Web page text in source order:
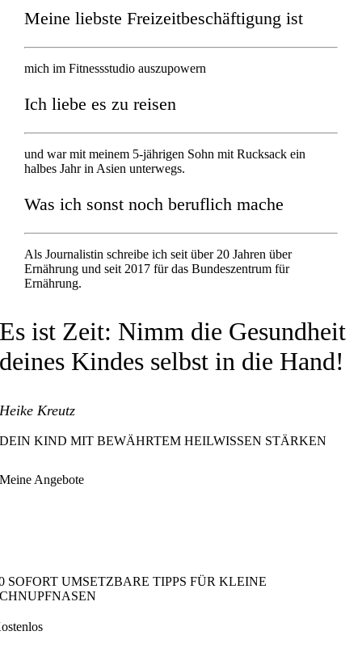
Meine liebste Freizeitbeschäftigung ist
mich im Fitnessstudio auszupowern
Ich liebe es zu reisen
und war mit meinem 5-jährigen Sohn mit Rucksack ein
halbes Jahr in Asien unterwegs.
Was ich sonst noch beruflich mache
Als Journalistin schreibe ich seit über 20 Jahren über
Ernährung und seit 2017 für das Bundeszentrum für
Ernährung.
Es ist Zeit: Nimm die Gesundheit
deines Kindes selbst in die Hand!
Heike Kreutz
DEIN KIND MIT BEWÄHRTEM HEILWISSEN STÄRKEN
Meine Angebote
SOFORT UMSETZBARE TIPPS FÜR KLEINE